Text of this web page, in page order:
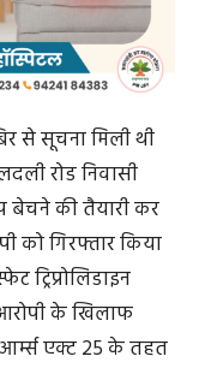
के पदमपुर निवासी
कब्जे से 50 स्ट्रीप में
गए।